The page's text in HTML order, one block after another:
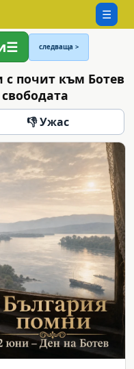
☰
следваща >
почит към Ботев
👎 Ужас